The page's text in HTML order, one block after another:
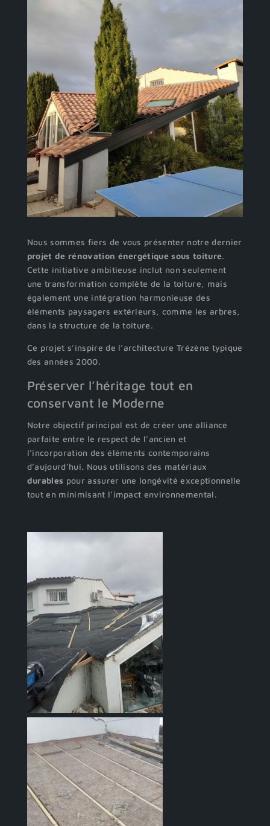
Nous sommes fiers de vous présenter notre dernier
projet de rénovation énergétique sous toiture.
Cette initiative ambitieuse inclut non seulement
une transformation complète de la toiture, mais
également une intégration harmonieuse des
éléments paysagers extérieurs, comme les arbres,
dans la structure de la toiture.
Ce projet s’inspire de l’architecture Trézène typique
des années 2000.
Préserver l’héritage tout en
conservant le Moderne
Notre objectif principal est de créer une alliance
parfaite entre le respect de l’ancien et
l’incorporation des éléments contemporains
d’aujourd’hui. Nous utilisons des matériaux
durables pour assurer une longévité exceptionnelle
tout en minimisant l’impact environnemental.